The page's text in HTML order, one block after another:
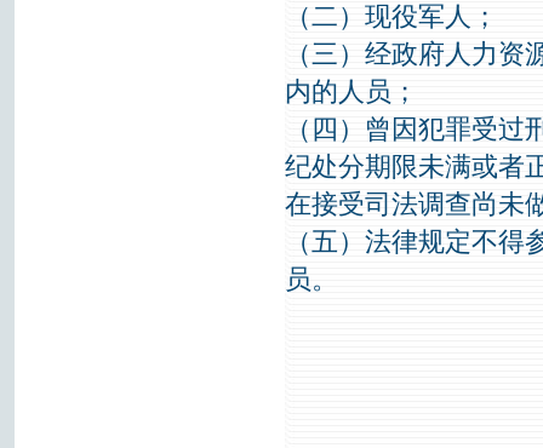
（二）现役军人；
（三）经政府人力
内的人员；
（四）曾因犯罪受
纪处分期限未满或者
在接受司法调查尚未
（五）法律规定不
员。